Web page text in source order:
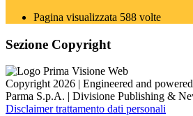
Pagina visualizzata 588 volte
Sezione Copyright
Copyright 2026 | Engineered and
Parma S.p.A. | Divisione Publishing &
Disclaimer trattamento dati personali